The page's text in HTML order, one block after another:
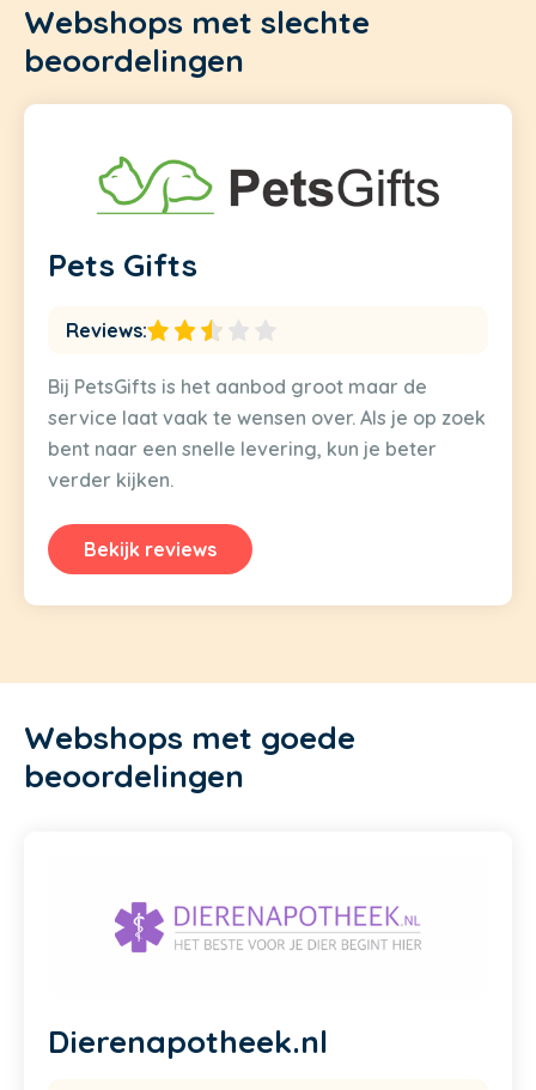
Webshops met slechte
beoordelingen
Pets Gifts
Reviews:
Bij PetsGifts is het aanbod groot maar de
service laat vaak te wensen over. Als je op zoek
bent naar een snelle levering, kun je beter
verder kijken.
Bekijk reviews
Webshops met goede
beoordelingen
Dierenapotheek.nl